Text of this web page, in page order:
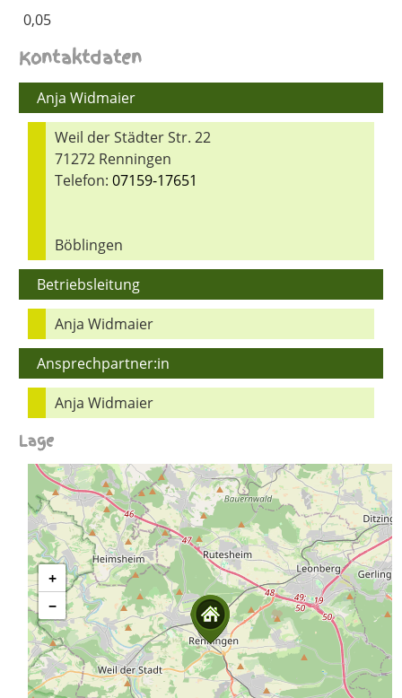
0,05
Kontaktdaten
Anja Widmaier
Weil der Städter Str. 22
71272 Renningen
Telefon:07159-17651
Böblingen
Betriebsleitung
Anja Widmaier
Ansprechpartner:in
Anja Widmaier
Lage
+
−